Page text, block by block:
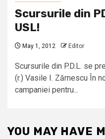
Scursurile din
USL!
May 1, 2012 Editor
Scursurile din P.D.L. se
(r.) Vasile I. Zărnescu În
campaniei pentru...
YOU MAY HAVE